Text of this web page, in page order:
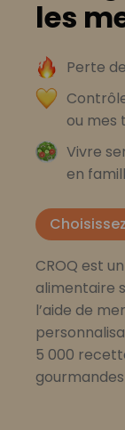
les
Perte
ou mes
Vivre
en
CROQ est
alimentaire
l’aide de
5 000
gourmandes